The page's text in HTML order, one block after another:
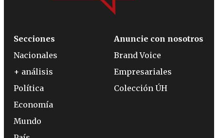
Secciones
Nacionales
+ análisis
Política
Economía
Mundo
Anuncie con nosotros
Brand Voice
Empresariales
Colección ÚH